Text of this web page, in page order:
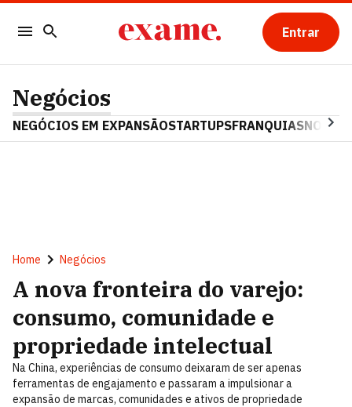
Entrar
Negócios
NEGÓCIOS EM EXPANSÃOSTARTUPSFRANQUIAS
Home Negócios
A nova fronteira do varejo:
consumo, comunidade e
propriedade intelectual
Na China, experiências de consumo deixaram de ser apenas
ferramentas de engajamento e passaram a impulsionar a
expansão de marcas, comunidades e ativos de propriedade